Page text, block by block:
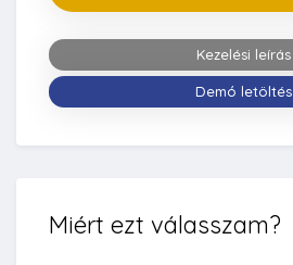
Kezelési leírás
Demó letöltés
Miért ezt válasszam?